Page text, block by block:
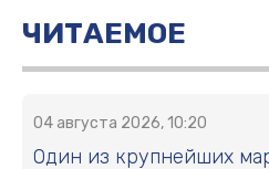
ЧИТАЕМОЕ
04 августа 2026, 10:20
Один из крупнейших